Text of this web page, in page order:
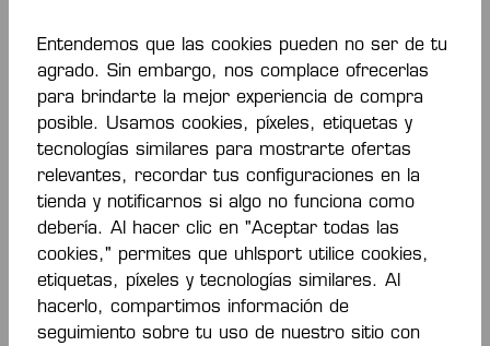
Añadir a la lista de deseos
Descripción
Rundhalsausschnitt taillierter Schnitt farbiges
Entendemos que las cookies pueden no ser de tu
agrado. Sin embargo, nos complace ofrecerlas
para brindarte la mejor experiencia de compra
posible. Usamos cookies, píxeles, etiquetas y
tecnologías similares para mostrarte ofertas
relevantes, recordar tus configuraciones en la
tienda y notificarnos si algo no funciona como
debería. Al hacer clic en "Aceptar todas las
cookies," permites que uhlsport utilice cookies,
etiquetas, píxeles y tecnologías similares. Al
hacerlo, compartimos información de
seguimiento sobre tu uso de nuestro sitio con